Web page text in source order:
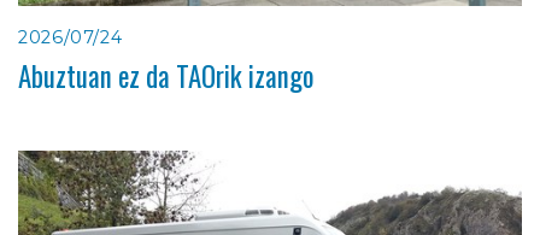
2026/07/24
Abuztuan ez da TAOrik izango